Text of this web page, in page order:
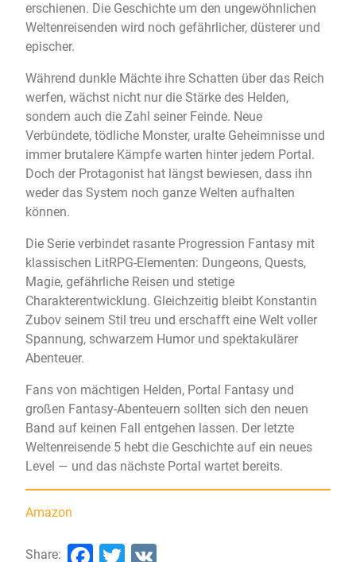
erschienen. Die Geschichte um den ungewöhnlichen
Weltenreisenden wird noch gefährlicher, düsterer und
epischer.
Während dunkle Mächte ihre Schatten über das Reich
werfen, wächst nicht nur die Stärke des Helden,
sondern auch die Zahl seiner Feinde. Neue
Verbündete, tödliche Monster, uralte Geheimnisse und
immer brutalere Kämpfe warten hinter jedem Portal.
Doch der Protagonist hat längst bewiesen, dass ihn
weder das System noch ganze Welten aufhalten
können.
Die Serie verbindet rasante Progression Fantasy mit
klassischen LitRPG-Elementen: Dungeons, Quests,
Magie, gefährliche Reisen und stetige
Charakterentwicklung. Gleichzeitig bleibt Konstantin
Zubov seinem Stil treu und erschafft eine Welt voller
Spannung, schwarzem Humor und spektakulärer
Abenteuer.
Fans von mächtigen Helden, Portal Fantasy und
großen Fantasy-Abenteuern sollten sich den neuen
Band auf keinen Fall entgehen lassen. Der letzte
Weltenreisende 5 hebt die Geschichte auf ein neues
Level — und das nächste Portal wartet bereits.
Amazon
Share: Facebook
Twitter